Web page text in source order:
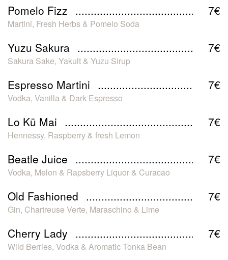
Pomelo Fizz 7€
Martini, Fresh Herbs & Pomelo Soda
Yuzu Sakura 7€
Sakura Sake, Yakult & Yuzu Sirup
Espresso Martini 7€
Vodka, Vanilla & Dark Espresso
Lo Kü Mai 7€
Hennessy, Raspberry & fresh Lemon
Beatle Juice 7€
Vodka, Melon & Rapsberry Liquor & Curacao
Old Fashioned 7€
Gin, Chartreuse Verte, Maraschino & Lime
Cherry Lady 7€
Wild Berries, Vodka & Aromatic Tonka Bean